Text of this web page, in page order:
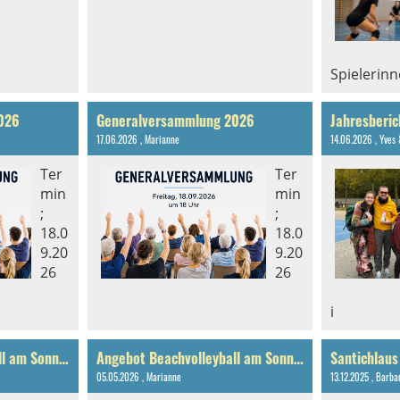
Ter
min
;
18.0
9.20
26
Generalversammlung 2026
17.06.2026 , Marianne
Ter
min
;
18.0
9.20
26
14.06.2026 , Yves
i
Angebot Beachvolleyball am Sonntag Angebot Beachvolleyball am Sonntag
05.05.2026 , Marianne 13.12.2025,